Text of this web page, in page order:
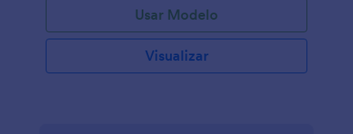
Usar Modelo
Visualizar